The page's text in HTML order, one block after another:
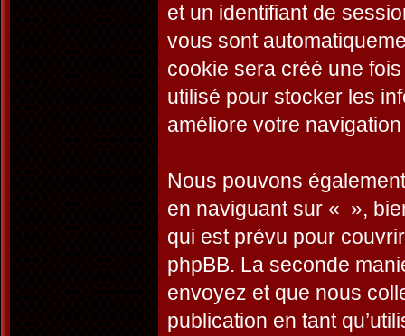
et un identifiant de
vous sont
cookie sera créé une
utilisé pour stocker les
améliore votre
Nous pouvons
en naviguant sur « »,
qui est prévu pour
phpBB. La seconde
envoyez et que nous
publication en tant